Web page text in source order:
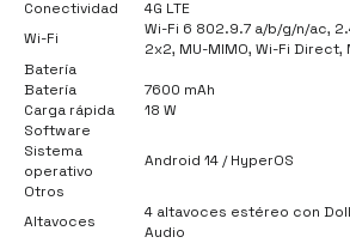
Conectividad
4G LTE
Wi-Fi
Wi-Fi 6 802.9.7 a/b/g/n/ac,
2x2, MU-MIMO, Wi-Fi
Batería
Batería
7600 mAh
Carga rápida
18 W
Software
Sistema
operativo
Android 14 / HyperOS
Otros
Altavoces
4 altavoces estéreo con
Audio